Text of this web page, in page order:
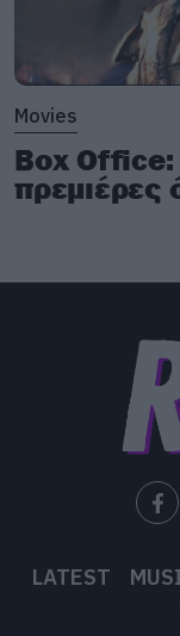
Movies
Box Office:
πρεμιέρες
LATEST